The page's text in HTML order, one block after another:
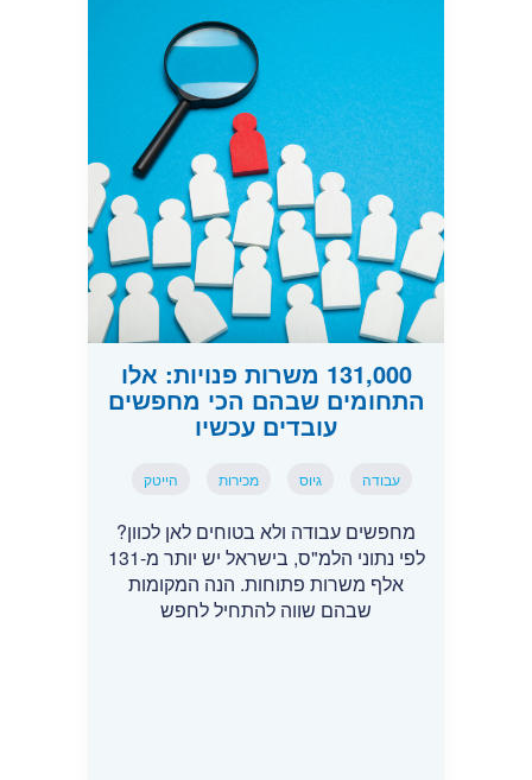
131,000 משרות פנויות: אלו
התחומים שבהם הכי מחפשים
עובדים עכשיו
עבודה גיוס מכירות הייטק
מחפשים עבודה ולא בטוחים לאן לכוון?
לפי נתוני הלמ"ס, בישראל יש יותר מ-131
אלף משרות פתוחות. הנה המקומות
שבהם שווה להתחיל לחפש